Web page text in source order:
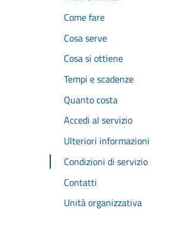
Come fare
Cosa serve
Cosa si ottiene
Tempi e scadenze
Quanto costa
Accedi al servizio
Ulteriori informazioni
Condizioni di servizio
Contatti
Unità organizzativa